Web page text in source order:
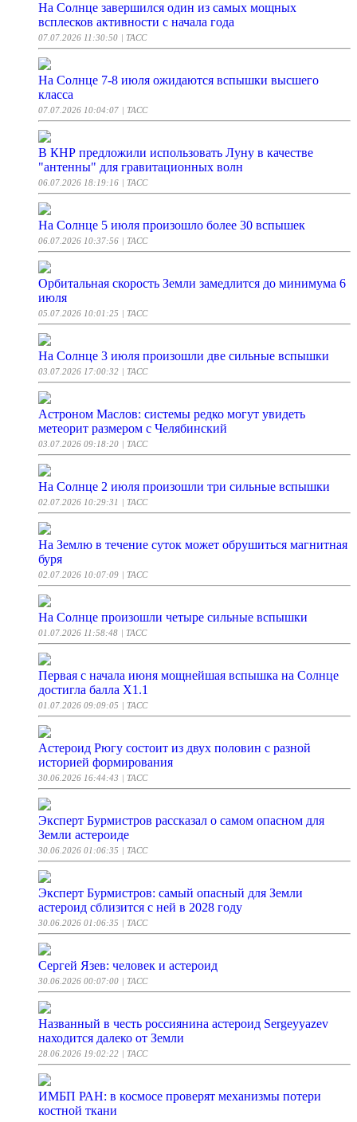
На Солнце завершился один из самых мощных
всплесков активности с начала года
07.07.2026 11:30:50 | ТАСС
На Солнце 7-8 июля ожидаются вспышки высшего
класса
07.07.2026 10:04:07 | ТАСС
В КНР предложили использовать Луну в качестве
"антенны" для гравитационных волн
06.07.2026 18:19:16 | ТАСС
На Солнце 5 июля произошло более 30 вспышек
06.07.2026 10:37:56 | ТАСС
Орбитальная скорость Земли замедлится до минимума 6
июля
05.07.2026 10:01:25 | ТАСС
На Солнце 3 июля произошли две сильные вспышки
03.07.2026 17:00:32 | ТАСС
Астроном Маслов: системы редко могут увидеть
метеорит размером с Челябинский
03.07.2026 09:18:20 | ТАСС
На Солнце 2 июля произошли три сильные вспышки
02.07.2026 10:29:31 | ТАСС
На Землю в течение суток может обрушиться магнитная
буря
02.07.2026 10:07:09 | ТАСС
На Солнце произошли четыре сильные вспышки
01.07.2026 11:58:48 | ТАСС
Первая с начала июня мощнейшая вспышка на Солнце
достигла балла Х1.1
01.07.2026 09:09:05 | ТАСС
Астероид Рюгу состоит из двух половин с разной
историей формирования
30.06.2026 16:44:43 | ТАСС
Эксперт Бурмистров рассказал о самом опасном для
Земли астероиде
30.06.2026 01:06:35 | ТАСС
Эксперт Бурмистров: самый опасный для Земли
астероид сблизится с ней в 2028 году
30.06.2026 01:06:35 | ТАСС
Сергей Язев: человек и астероид
30.06.2026 00:07:00 | ТАСС
Названный в честь россиянина астероид Sergeyyazev
находится далеко от Земли
28.06.2026 19:02:22 | ТАСС
ИМБП РАН: в космосе проверят механизмы потери
костной ткани